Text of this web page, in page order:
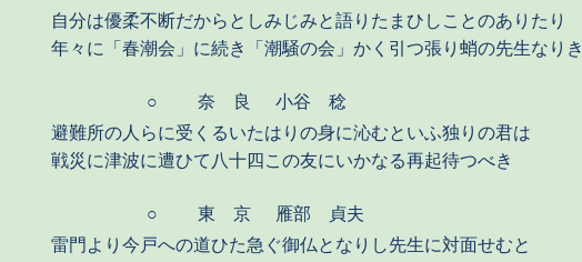
自分は優柔不断だからとしみじみと語りたまひしことのありたり
年々に「春潮会」に続き「潮騒の会」かく引つ張り蛸の先生なりき
○ 奈 良
小谷 稔
避難所の人らに受くるいたはりの身に沁むといふ独りの君は
戦災に津波に遭ひて八十四この友にいかなる再起待つべき
○ 東 京
雁部 貞夫
雷門より今戸への道ひた急ぐ御仏となりし先生に対面せむと